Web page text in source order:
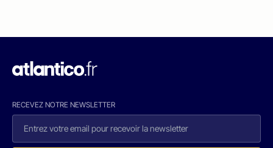
RECEVEZ NOTRE NEWSLETTER